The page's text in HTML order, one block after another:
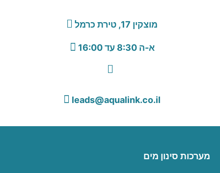
מוצקין 17, טירת כרמל
א-ה 8:30 עד 16:00
leads@aqualink.co.il
מערכות סינון מים